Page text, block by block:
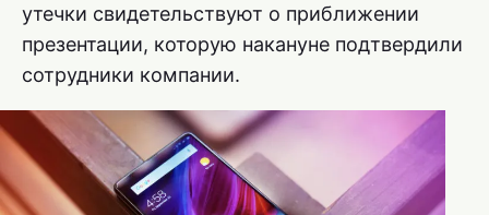
утечки свидетельствуют о приближении
презентации, которую накануне подтвердили
сотрудники компании.